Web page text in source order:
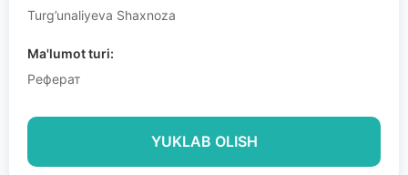
Turg’unaliyeva Shaxnoza
Ma'lumot turi:
Реферат
YUKLAB OLISH